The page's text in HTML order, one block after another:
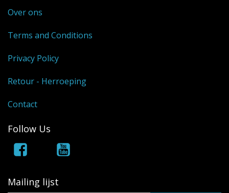
Over ons
Terms and Conditions
Privacy Policy
Retour - Herroeping
Contact
Follow Us
Mailing lijst